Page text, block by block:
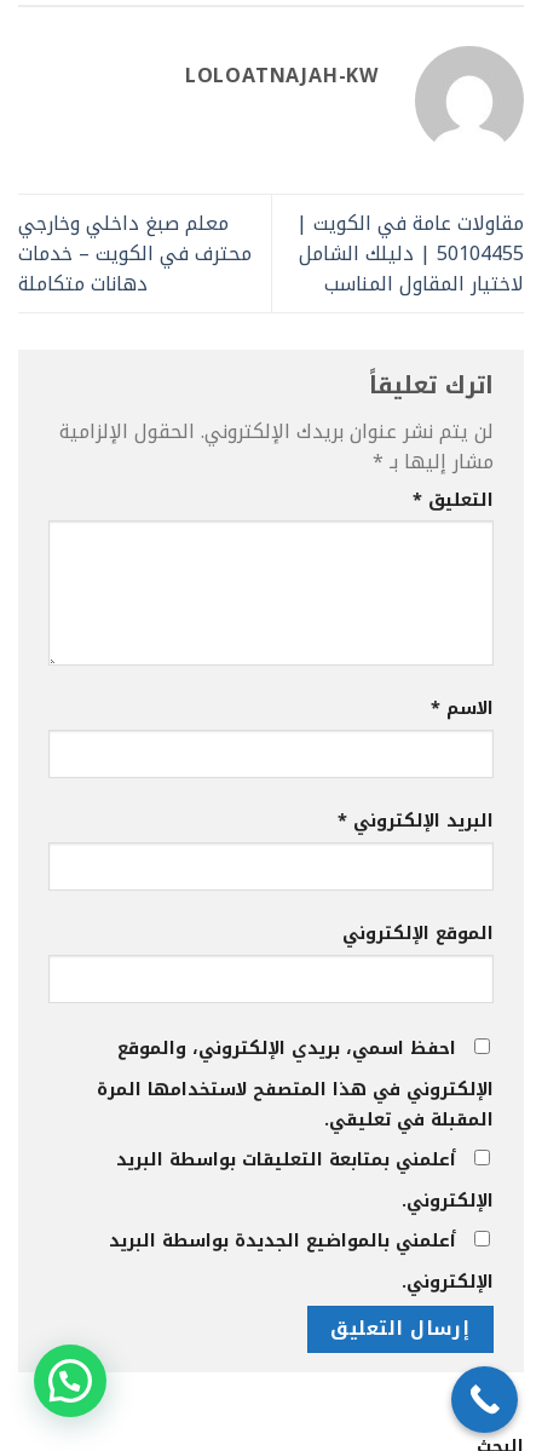
LOLOATNAJAH-KW
مقاولات عامة في الكويت |
50104455 | دليلك الشامل
لاختيار المقاول المناسب
معلم صبغ داخلي وخارجي
محترف في الكويت – خدمات
دهانات متكاملة
اترك تعليقاً
لن يتم نشر عنوان بريدك الإلكتروني. الحقول الإلزامية
مشار إليها بـ*
التعليق *
الاسم *
البريد الإلكتروني *
الموقع الإلكتروني
احفظ اسمي، بريدي الإلكتروني، والموقع
الإلكتروني في هذا المتصفح لاستخدامها المرة
المقبلة في تعليقي.
أعلمني بمتابعة التعليقات بواسطة البريد
الإلكتروني.
أعلمني بالمواضيع الجديدة بواسطة البريد
الإلكتروني.